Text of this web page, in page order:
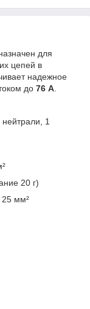
для
цепей в
надежное
до 76 А
1
20 г)
25 мм²